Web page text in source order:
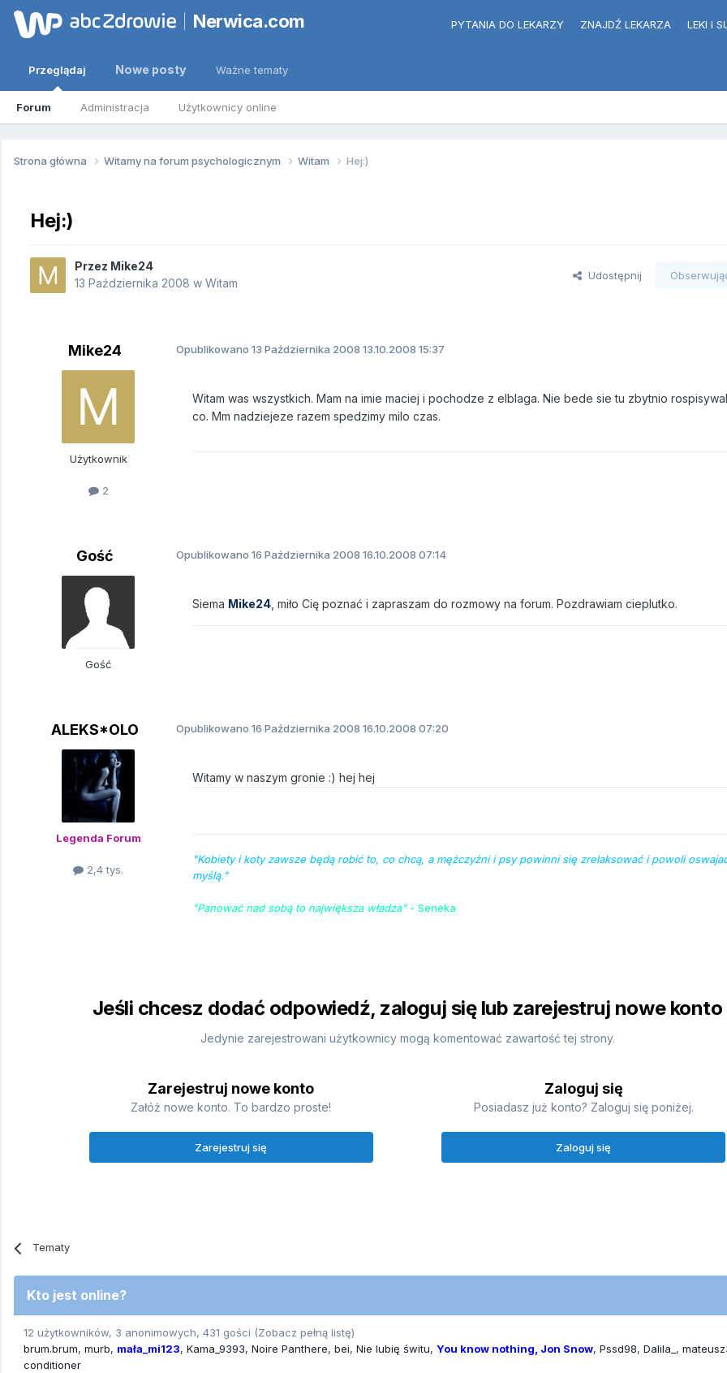
Nerwica.com PYTANIA DO LEKARZY ZNAJDŹ LEKARZA LEKI I
Przeglądaj
Forum Administracja Użytkownicy online
Nowe posty Ważne tematy
Strona główna Witamy na forum psychologicznym Witam Hej:)
Hej:)
Przez Mike24
13 Października 2008 w Witam
Udostępnij
Mike24
Użytkownik
2
Opublikowano 13 Października 2008 13.10.2008 15:37
Witam was wszystkich. Mam na imie maciej i pochodze z elblaga. Nie bede sie tu zbytnio
co. Mm nadziejeze razem spedzimy milo czas.
Gość
Gość
Opublikowano 16 Października 2008 16.10.2008 07:14
Siema Mike24 , miło Cię poznać i zapraszam do rozmowy na forum. Pozdrawiam cieplutko.
ALEKS*OLO
Legenda Forum
2,4 tys.
Opublikowano 16 Października 2008 16.10.2008 07:20
Witamy w naszym gronie :) hej hej
"Kobiety i koty zawsze będą robić to, co chcą, a mężczyźni i psy powinni się zrelaksować i powoli
myślą."
"Panować nad sobą to największa władza"- Seneka
Jeśli chcesz dodać odpowiedź, zaloguj się lub zarejestruj nowe konto
Jedynie zarejestrowani użytkownicy mogą komentować zawartość tej strony.
Zarejestruj nowe konto
Załóż nowe konto. To bardzo proste!
Zarejestruj się
Zaloguj się
Posiadasz już konto? Zaloguj się poniżej.
Zaloguj się
Tematy
Kto jest online?
12 użytkowników, 3 anonimowych, 431 gości (Zobacz pełną listę)
brum.brum murb mała_mi123 Kama_9393 Noire Panthere bei Nie lubię świtu You know nothing, Jon Snow Pssd98 Dalila_
conditioner